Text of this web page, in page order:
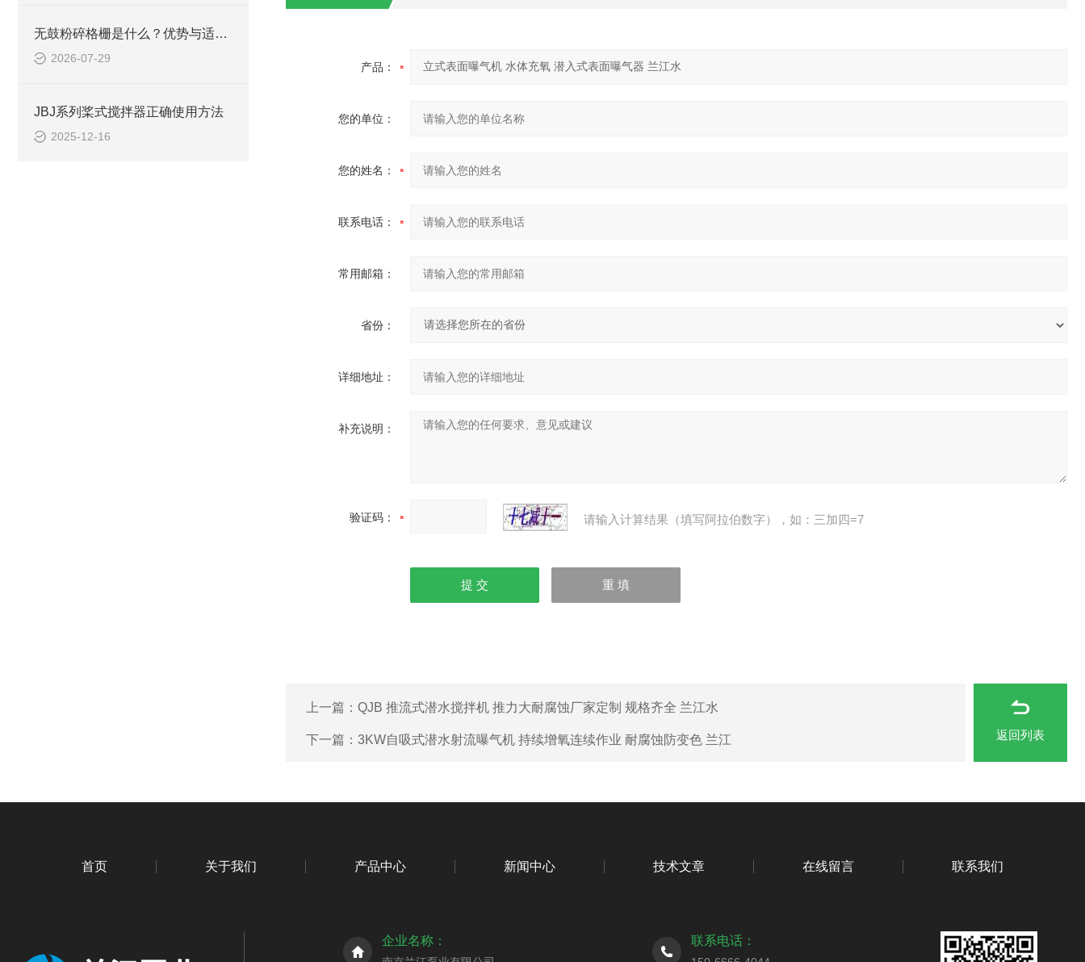
无鼓粉碎格栅是什么？优势与适用工况梳理
2026-07-29
JBJ系列桨式搅拌器正确使用方法
2025-12-16
产品：
您的单位：
您的姓名：
联系电话：
常用邮箱：
省份：
详细地址：
补充说明：
验证码： 请输入计算结果（填写阿拉伯数字），如：三加四=7
上一篇： QJB 推流式潜水搅拌机 推力大耐腐蚀厂家定制 规格齐全 兰江水
下一篇： 3KW自吸式潜水射流曝气机 持续增氧连续作业 耐腐蚀防变色 兰江 返回列表
首页 关于我们 产品中心 新闻中心 技术文章 在线留言 联系我们
企业名称： 联系电话：